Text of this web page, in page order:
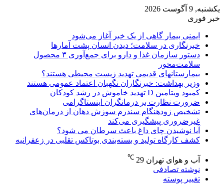
یکشنبه, 9 آگوست 2026
خبر فوری
ایمنی بیمار گاهی از یک خبر آغاز می‌شود
خبرنگاری در سلامت؛ دیدن انسان پشت آمارها
دستور سازمان غذا و دارو برای جمع‌آوری ۳ محصول
سلامت‌محور
بیمارستانهای قدیمی تهدید زیست محیطی هستند؟
وزیر بهداشت: خبرنگاران نگهبان اعتماد عمومی هستند
کمبود ویتامین D تهدید خاموش در رشد کودکان
ضرورت نظارت بر درمانگران اینستاگرامی
تشخیص زودهنگام سندرم سوزش دهان از درمان‌های
غیرضروری پیشگیری می‌کند
آیا نوشیدن چای داغ باعث سرطان می شود؟
کشف کارگاه تولید و بسته‌بندی بوتاکس تقلبی در زعفرانیه
آب و هوای تهران 29
℃
نوشته تصادفی
تغییر پوسته